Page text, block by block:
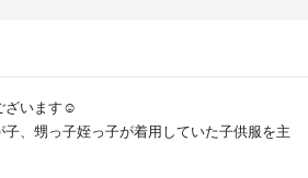
ざいます☺︎
、甥っ子姪っ子が着用していた子供服を主